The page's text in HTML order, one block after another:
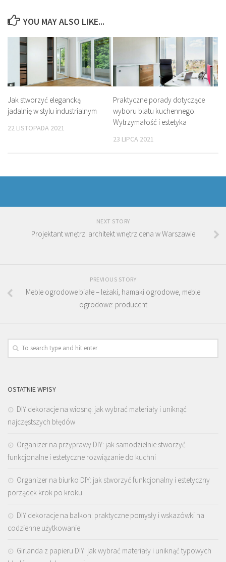
YOU MAY ALSO LIKE...
Jak stworzyć elegancką
jadalnię w stylu industrialnym
22 LISTOPADA 2021
Praktyczne porady dotyczące
wyboru blatu kuchennego:
Wytrzymałość i estetyka
23 LIPCA 2021
NEXT STORY
Projektant wnętrz: architekt wnętrz cena w Warszawie
PREVIOUS STORY
Meble ogrodowe białe – leżaki, hamaki ogrodowe, meble
ogrodowe: producent
OSTATNIE WPISY
DIY dekoracje na wiosnę: jak wybrać materiały i uniknąć
najczęstszych błędów
Organizer na przyprawy DIY: jak samodzielnie stworzyć
funkcjonalne i estetyczne rozwiązanie do kuchni
Organizer na biurko DIY: jak stworzyć funkcjonalny i estetyczny
porządek krok po kroku
DIY dekoracje na balkon: praktyczne pomysły i wskazówki na
codzienne użytkowanie
Girlanda z papieru DIY: jak wybrać materiały i uniknąć typowych